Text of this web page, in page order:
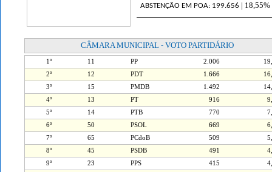
ABSTENÇÃO EM POA: 199.656 | 18,55%
CÂMARA MUNICIPAL - VOTO PARTIDÁRIO
1º 11 PP 2.006
2º
12 PDT 1.666
3º
15 PMDB 1.492
4º
13 PT 916
5º
14 PTB 770
6º
50 PSOL 669
7º
65 PCdoB 509
8º
45 PSDB 491
9º
23 PPS 415